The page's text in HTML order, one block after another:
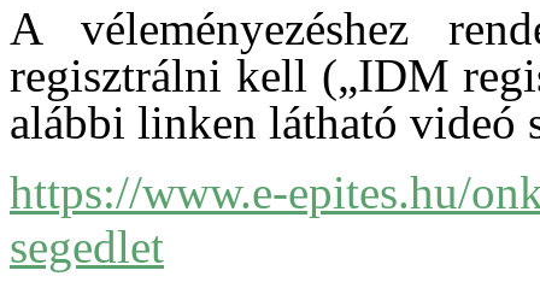
A véleményezéshez
regisztrálni kell („IDM
alábbi linken látható videó
https://www.e-epites.hu/
segedlet